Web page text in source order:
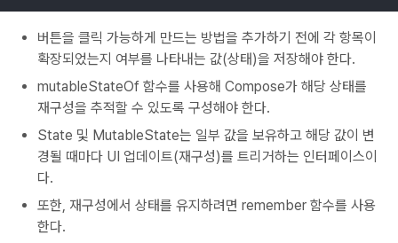
버튼을 클릭 가능하게 만드는 방법을 추가하기 전에 각 항목이
확장되었는지 여부를 나타내는 값(상태)을 저장해야 한다.
mutableStateOf 함수를 사용해 Compose가 해당 상태를
재구성을 추적할 수 있도록 구성해야 한다.
State 및 MutableState는 일부 값을 보유하고 해당 값이 변
경될 때마다 UI 업데이트(재구성)를 트리거하는 인터페이스이
다.
또한, 재구성에서 상태를 유지하려면 remember 함수를 사용
한다.